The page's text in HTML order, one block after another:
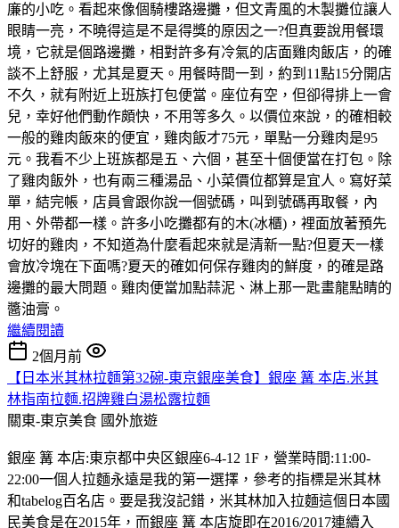
廉的小吃。看起來像個騎樓路邊攤，但文青風的木製攤位讓人
眼睛一亮，不曉得這是不是得獎的原因之一?但真要說用餐環
境，它就是個路邊攤，相對許多有冷氣的店面雞肉飯店，的確
談不上舒服，尤其是夏天。用餐時間一到，約到11點15分開店
不久，就有附近上班族打包便當。座位有空，但卻得排上一會
兒，幸好他們動作頗快，不用等多久。以價位來說，的確相較
一般的雞肉飯來的便宜，雞肉飯才75元，單點一分雞肉是95
元。我看不少上班族都是五、六個，甚至十個便當在打包。除
了雞肉飯外，也有兩三種湯品、小菜價位都算是宜人。寫好菜
單，結完帳，店員會跟你說一個號碼，叫到號碼再取餐，內
用、外帶都一樣。許多小吃攤都有的木(冰櫃)，裡面放著預先
切好的雞肉，不知道為什麼看起來就是清新一點?但夏天一樣
會放冷塊在下面嗎?夏天的確如何保存雞肉的鮮度，的確是路
邊攤的最大問題。雞肉便當加點蒜泥、淋上那一匙畫龍點睛的
醬油膏。
繼續閱讀
2個月前
【日本米其林拉麵第32碗-東京銀座美食】銀座 篝 本店.米其
林指南拉麵.招牌雞白湯松露拉麵
關東-東京美食 國外旅遊
銀座 篝 本店:東京都中央区銀座6-4-12 1F，營業時間:11:00-
22:00一個人拉麵永遠是我的第一選擇，參考的指標是米其林
和tabelog百名店。要是我沒記錯，米其林加入拉麵這個日本國
民美食是在2015年，而銀座 篝 本店旋即在2016/2017連續入